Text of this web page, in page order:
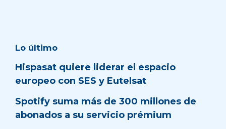
Lo último
Hispasat quiere liderar el espacio
europeo con SES y Eutelsat
Spotify suma más de 300 millones de
abonados a su servicio prémium